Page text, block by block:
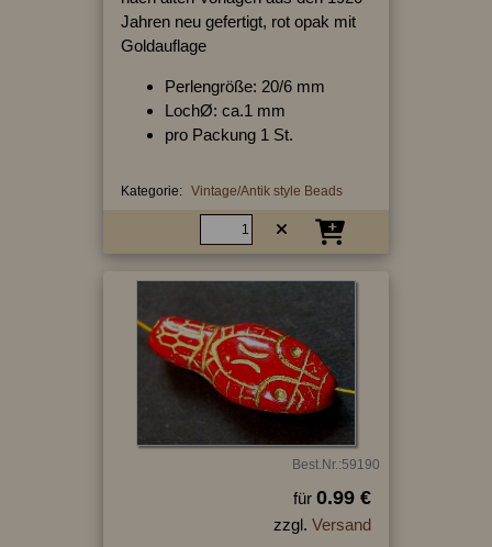
Jahren neu gefertigt, rot opak mit
Goldauflage
Perlengröße: 20/6 mm
LochØ: ca.1 mm
pro Packung 1 St.
Kategorie: Vintage/Antik style Beads
Best.Nr.:59190
für 0.99 €
zzgl. Versand